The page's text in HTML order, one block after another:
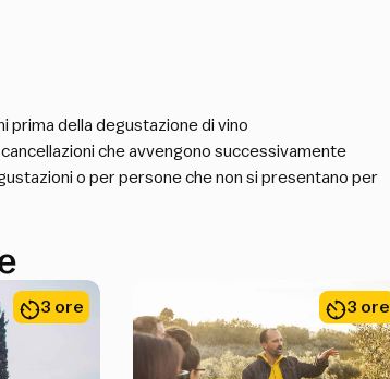
prima della degustazione di vino
che avvengono successivamente
o per persone che non si presentano per
3 ore 3 ore